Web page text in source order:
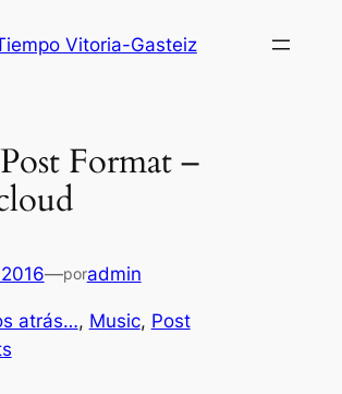
Vitoria-Gasteiz
Format –
—poradmin
atrás…, Music, Post